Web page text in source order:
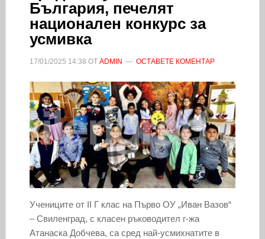
България, печелят
национален конкурс за
усмивка
17/01/2025 14:38 ОТ ADMIN ОСТАВЕТЕ КОМЕНТАР
Учениците от II Г клас на Първо ОУ „Иван Вазов“
– Свиленград, с класен ръководител г-жа
Атанаска Добчева, са сред най-усмихнатите в